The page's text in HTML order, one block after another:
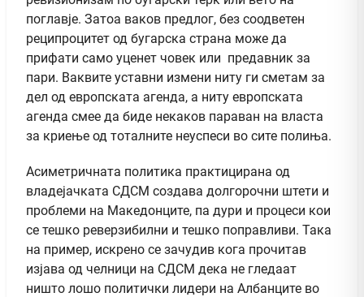
поглавје. Затоа ваков предлог, без соодветен
реципроцитет од бугарска страна може да
прифати само уценет човек или предавник за
пари. Ваквите уставни измени ниту ги сметам за
дел од европската агенда, а ниту европската
агенда смее да биде некаков параван на власта
за криење од тоталните неуспеси во сите полиња.
Асиметричната политика практицирана од
владејачката СДСМ создава долгорочни штети и
проблеми на Македонците, па дури и процеси кои
се тешко реверзибилни и тешко поправливи. Така
на пример, искрено се зачудив кога прочитав
изјава од челници на СДСМ дека не гледаат
ништо лошо политички лидери на Албанците во